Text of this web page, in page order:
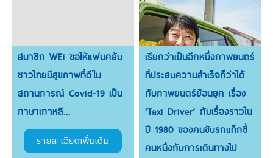
สมาชิก WEi ขอให้แฟนคลับ
ชาวไทยมีสุขภาพที่ดีใน
สถานการณ์ Covid-19 เป็น
ภาษาเกาหลี...
รายละเอียดเพิ่มเติม
เรียกว่าเป็นอีกหนึ่งภาพยนตร์
ที่ประสบความสำเร็จก็ว่าได้
กับภาพยนตร์ย้อนยุค เรื่อง
‘Taxi Driver’ กับเรื่องราวใน
ปี 1980 ของคนขับรถแท็กซี่
คนหนึ่งกับการเดินทางไป